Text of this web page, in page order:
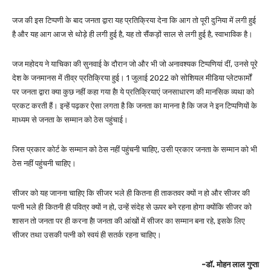
जज की इस टिप्पणी के बाद जनता द्वारा यह प्रतिक्रिया देना कि आग तो पूरी दुनिया में लगी हुई
है और यह आग आज से थोड़े ही लगी हुई है, यह तो सैंकड़ों साल से लगी हुई है, स्वाभाविक है।
जज महोदय ने याचिका की सुनवाई के दौरान जो और भी जो अनावश्यक टिप्पणियां दीं, उनसे पूरे
देश के जनमानस में तीव्र प्रतिक्रिया हुई। 1 जुलाई 2022 को सोशियल मीडिया प्लेटफार्मों
पर जनता द्वारा क्या कुछ नहीं कहा गया है! ये प्रतिक्रियाएं जनसाधारण की मानसिक व्यथा को
प्रकट करती हैं। इन्हें पढ़कर ऐसा लगता है कि जनता का मानना है कि जज ने इन टिप्पणियों के
माध्यम से जनता के सम्मान को ठेस पहुंचाई।
जिस प्रकार कोर्ट के सम्मान को ठेस नहीं पहुंचनी चाहिए, उसी प्रकार जनता के सम्मान को भी
ठेस नहीं पहुंचनी चाहिए।
सीजर को यह जानना चाहिए कि सीजर भले ही कितना ही ताकतवर क्यों न हो और सीजर की
पत्नी भले ही कितनी ही पवित्र क्यों न हो, उन्हें संदेह से ऊपर बने रहना होगा क्योंकि सीजर को
शासन तो जनता पर ही करना है! जनता की आंखों में सीजर का सम्मान बना रहे, इसके लिए
सीजर तथा उसकी पत्नी को स्वयं ही सतर्क रहना चाहिए।
-डॉ. मोहन लाल गुप्ता